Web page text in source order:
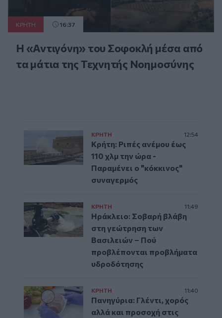
ΚΡΗΤΗ 16:37
Η «Αντιγόνη» του Σοφοκλή μέσα από
τα μάτια της Τεχνητής Νοημοσύνης
ΚΡΗΤΗ 12:54
Κρήτη: Ριπές ανέμου έως
110 χλμ την ώρα -
Παραμένει ο "κόκκινος"
συναγερμός
ΚΡΗΤΗ 11:49
Ηράκλειο: Σοβαρή βλάβη
στη γεώτρηση των
Βασιλειών – Πού
προβλέπονται προβλήματα
υδροδότησης
ΚΡΗΤΗ 11:40
Πανηγύρια: Γλέντι, χορός
αλλά και προσοχή στις